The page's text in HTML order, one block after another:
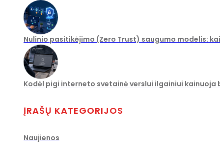
Nulinio pasitikėjimo (Zero Trust) saugumo modelis:
Kodėl pigi interneto svetainė verslui ilgainiui kainuoja
ĮRAŠŲ KATEGORIJOS
Naujienos